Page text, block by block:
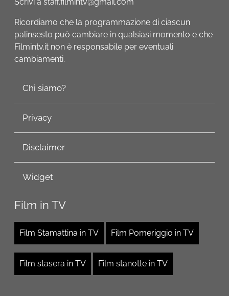
Ricordiamo che la programmazione di ciascun
palinsesto può cambiare in qualsiasi momento e che
Filmintv.it non è responsabile per eventuali
cambiamenti.
Chi siamo?
Privacy
Disclaimer
Widget
Film in TV
Film Stamattina in TV Film Pomeriggio in TV
Film stasera in TV Film stanotte in TV